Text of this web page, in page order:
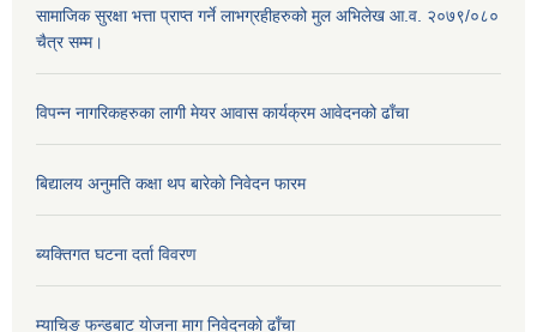
सामाजिक सुरक्षा भत्ता प्राप्त गर्ने लाभग्रहीहरुको मुल अभिलेख आ.व. २०७९/०८०
चैत्र सम्म।
विपन्न नागरिकहरुका लागी मेयर आवास कार्यक्रम आवेदनको ढाँचा
बिद्यालय अनुमति कक्षा थप बारेकाे निवेदन फारम
ब्यक्तिगत घटना दर्ता विवरण
म्याचिङ फन्डबाट याेजना माग निवेदनकाे ढाँचा